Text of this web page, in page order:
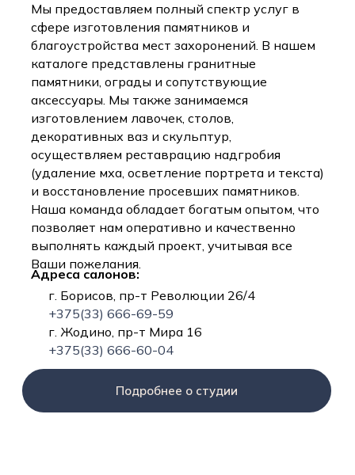
Мы предоставляем полный спектр услуг в
сфере изготовления памятников и
благоустройства мест захоронений. В нашем
каталоге представлены гранитные
памятники, ограды и сопутствующие
аксессуары. Мы также занимаемся
изготовлением лавочек, столов,
декоративных ваз и скульптур,
осуществляем реставрацию надгробия
(удаление мха, осветление портрета и текста)
и восстановление просевших памятников.
Наша команда обладает богатым опытом, что
позволяет нам оперативно и качественно
выполнять каждый проект, учитывая все
Ваши пожелания.
Адреса салонов:
г. Борисов, пр-т Революции 26/4
+375(33) 666-69-59
г. Жодино, пр-т Мира 16
+375(33) 666-60-04
Подробнее о студии